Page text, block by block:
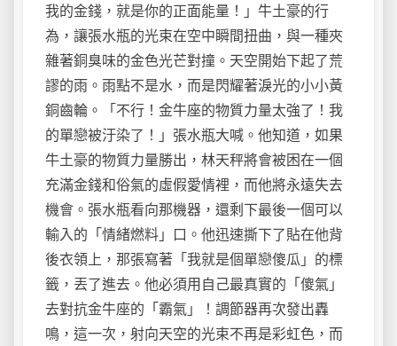
我的金錢，就是你的正面能量！」牛土豪的行
為，讓張水瓶的光束在空中瞬間扭曲，與一種夾
雜著銅臭味的金色光芒對撞。天空開始下起了荒
謬的雨。雨點不是水，而是閃耀著淚光的小小黃
銅齒輪。「不行！金牛座的物質力量太強了！我
的單戀被汙染了！」張水瓶大喊。他知道，如果
牛土豪的物質力量勝出，林天秤將會被困在一個
充滿金錢和俗氣的虛假愛情裡，而他將永遠失去
機會。張水瓶看向那機器，還剩下最後一個可以
輸入的「情緒燃料」口。他迅速撕下了貼在他背
後衣領上，那張寫著「我就是個單戀傻瓜」的標
籤，丟了進去。他必須用自己最真實的「傻氣」
去對抗金牛座的「霸氣」！調節器再次發出轟
鳴，這一次，射向天空的光束不再是彩虹色，而